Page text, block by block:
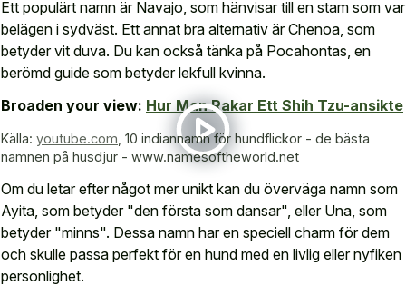
Ett populärt namn är Navajo, som hänvisar till en stam som var
belägen i sydväst. Ett annat bra alternativ är Chenoa, som
betyder vit duva. Du kan också tänka på Pocahontas, en
berömd guide som betyder lekfull kvinna.
Broaden your view: Hur Man Rakar Ett Shih Tzu-ansikte
Källa: youtube.com 10 indiannamn för hundflickor - de bästa
namnen på husdjur - www.namesoftheworld.net
Om du letar efter något mer unikt kan du överväga namn som
Ayita, som betyder "den första som dansar", eller Una, som
betyder "minns". Dessa namn har en speciell charm för dem
och skulle passa perfekt för en hund med en livlig eller nyfiken
personlighet.